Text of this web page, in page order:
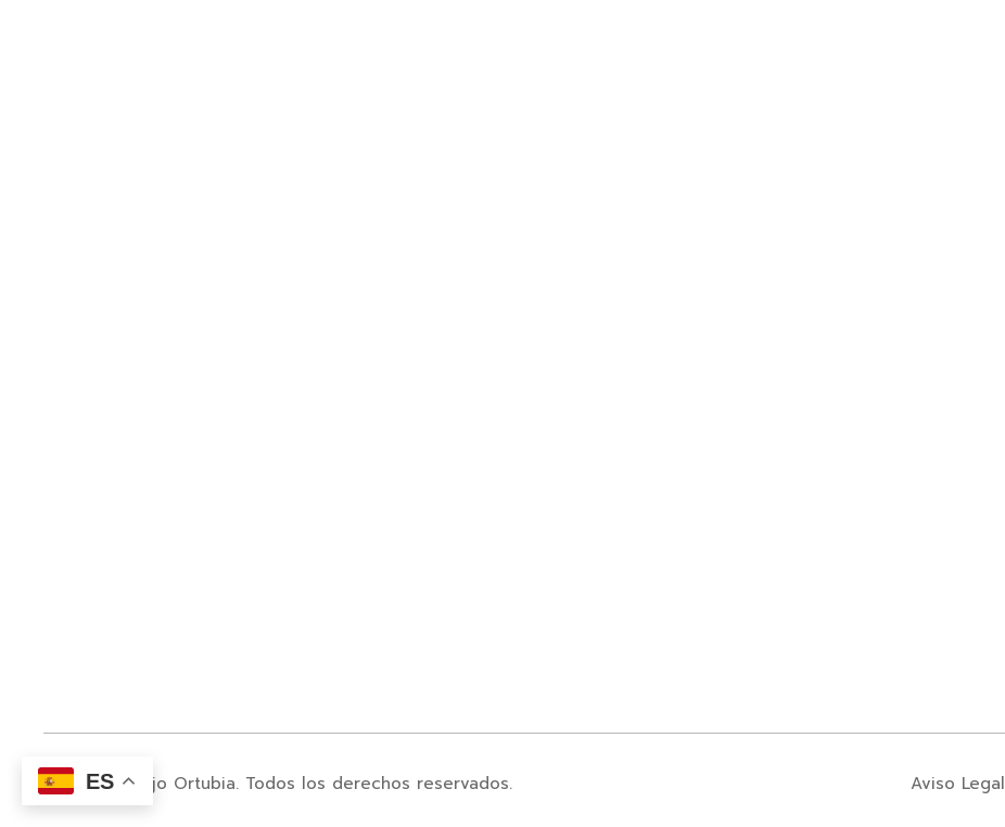
© 2024. Juanjo Ortubia. Todos los derechos reservados. Aviso Legal
ES